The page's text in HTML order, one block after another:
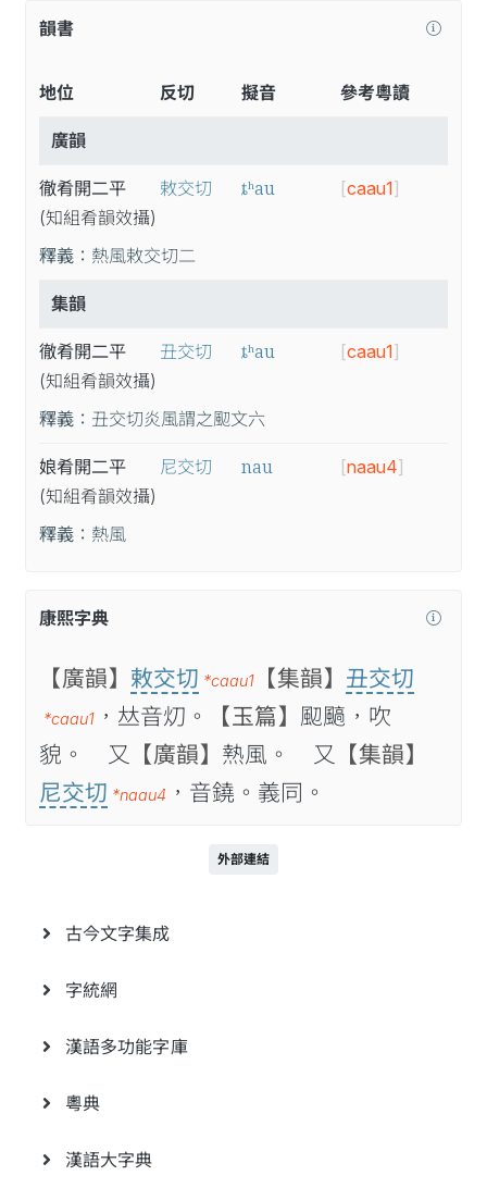
韻書
地位 反切 擬音 參考粵讀
廣韻
徹肴開二平
(知組肴韻效攝)
敕交切 ȶʰau [caau1]
釋義： 熱風敕交切二
集韻
徹肴開二平
(知組肴韻效攝)
丑交切 ȶʰau [caau1]
釋義： 丑交切炎風謂之䫸文六
娘肴開二平
(知組肴韻效攝)
尼交切 nau [naau4]
釋義： 熱風
康熙字典
【廣韻】 敕交切 *caau1 【集韻】 丑交切
*caau1 ，𠀤音灱。 【玉篇】 䫸䬘，吹
貌。 又
【廣韻】 𤍠風。 又
【集韻】
尼交切 *naau4 ，音鐃。義同。
外部連結
古今文字集成
字統網
漢語多功能字庫
粵典
漢語大字典